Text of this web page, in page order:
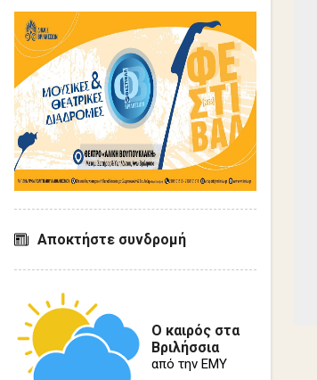
Αποκτήστε συνδρομή
Ο καιρός στα
Βριλήσσια
από την ΕΜΥ